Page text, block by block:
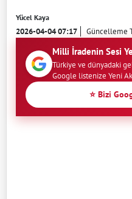
Yücel Kaya
2026-04-04 07:17 Güncelleme
Milli İradenin Sesi
Türkiye ve dünyadaki
Google listenize Yeni
⭐ Bizi